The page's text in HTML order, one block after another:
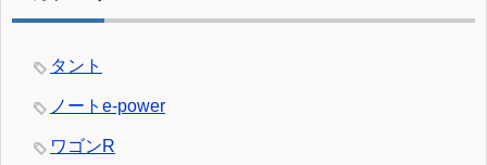
タント
ノートe-power
ワゴンR